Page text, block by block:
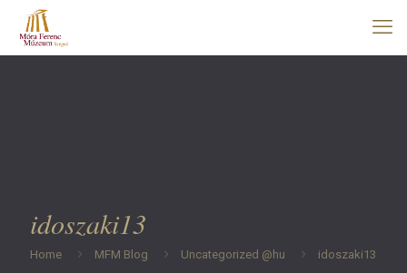
idoszaki13
Home MFM Blog Uncategorized @hu idoszaki13